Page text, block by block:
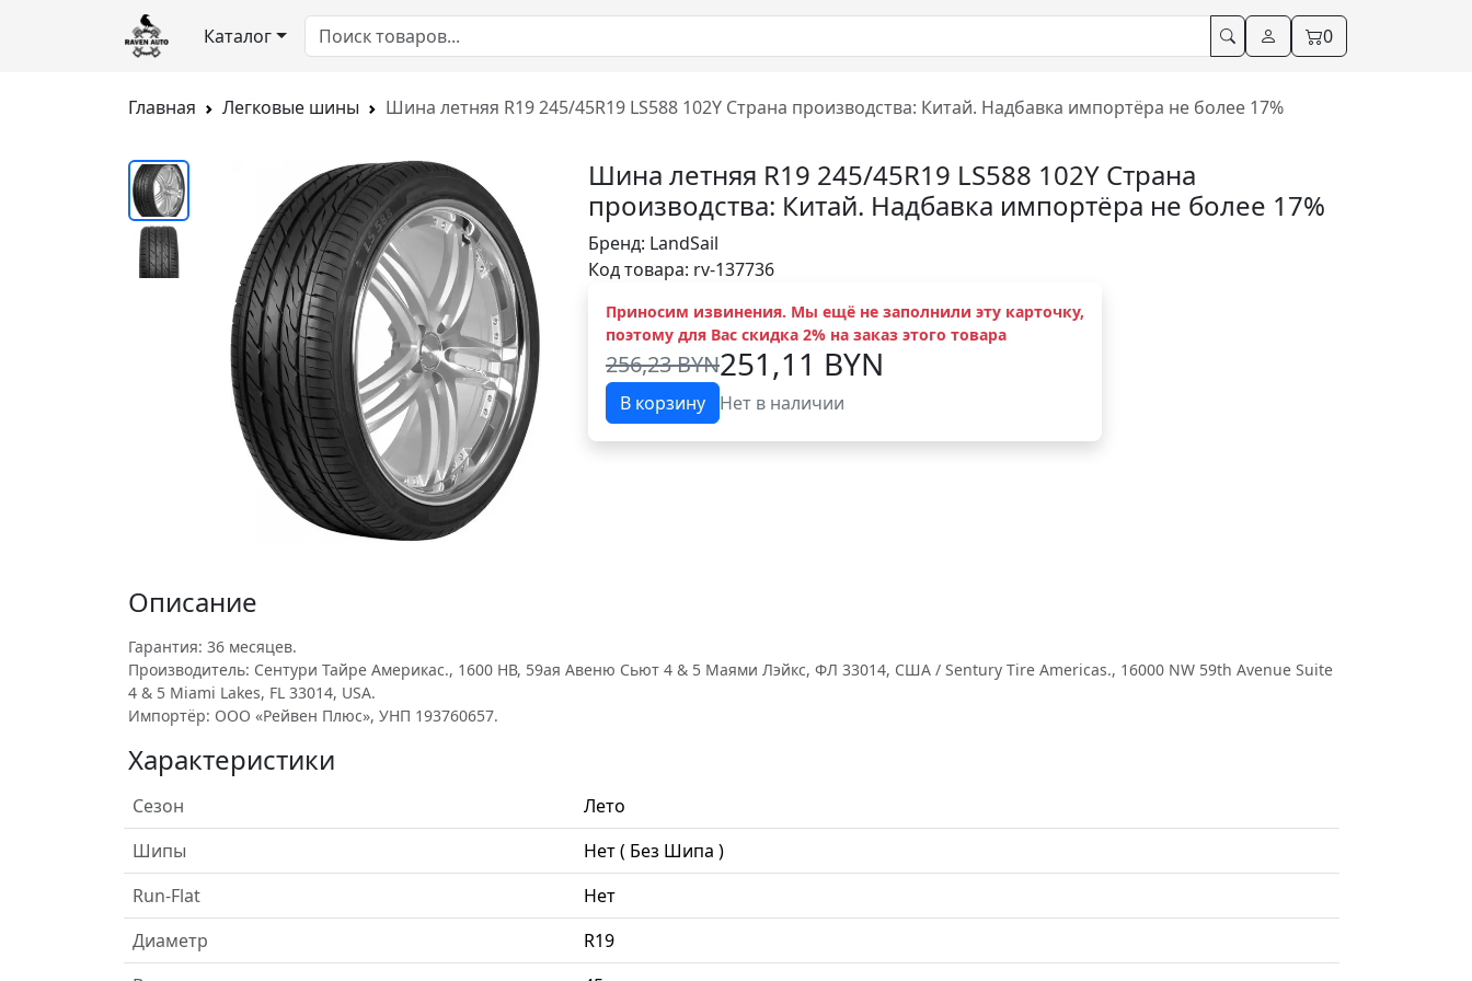
Каталог 0
Главная Легковые шины Шина летняя R19 245/45R19 LS588 102Y Страна производства: Китай. Надбавка импортёра не более 17%
Шина летняя R19 245/45R19 LS588 102Y Страна
производства: Китай. Надбавка импортёра не более 17%
Бренд: LandSail
Код товара: rv-137736
Приносим извинения. Мы ещё не заполнили эту карточку,
поэтому для Вас скидка 2% на заказ этого товара
256,23 BYN251,11 BYN
В корзину Нет в наличии
Описание
Гарантия: 36 месяцев.
Производитель: Сентури Тайре Америкас., 1600 НВ, 59ая Авеню Сьют 4 & 5 Маями Лэйкс, ФЛ 33014, США / Sentury Tire Americas., 16000 NW 59th Avenue Suite
4 & 5 Miami Lakes, FL 33014, USA.
Импортёр: ООО «Рейвен Плюс», УНП 193760657.
Характеристики
Сезон
Лето
Шипы
Нет ( Без Шипа )
Run-Flat
Нет
Диаметр
R19